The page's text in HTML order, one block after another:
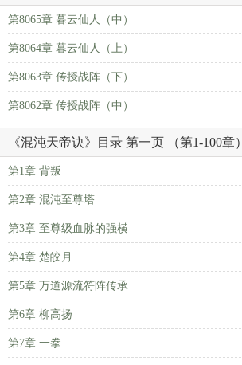
第8065章 暮云仙人（中）
第8064章 暮云仙人（上）
第8063章 传授战阵（下）
第8062章 传授战阵（中）
《混沌天帝诀》目录 第一页 （第1-100章）
第1章 背叛
第2章 混沌至尊塔
第3章 至尊级血脉的强横
第4章 楚皎月
第5章 万道源流符阵传承
第6章 柳高扬
第7章 一拳